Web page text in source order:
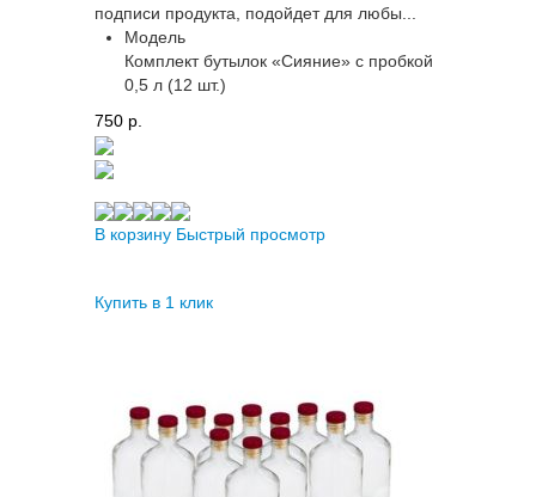
подписи продукта, подойдет для любы...
Модель
Комплект бутылок «Сияние» с пробкой
0,5 л (12 шт.)
750 p.
В корзину Быстрый просмотр
Купить в 1 клик